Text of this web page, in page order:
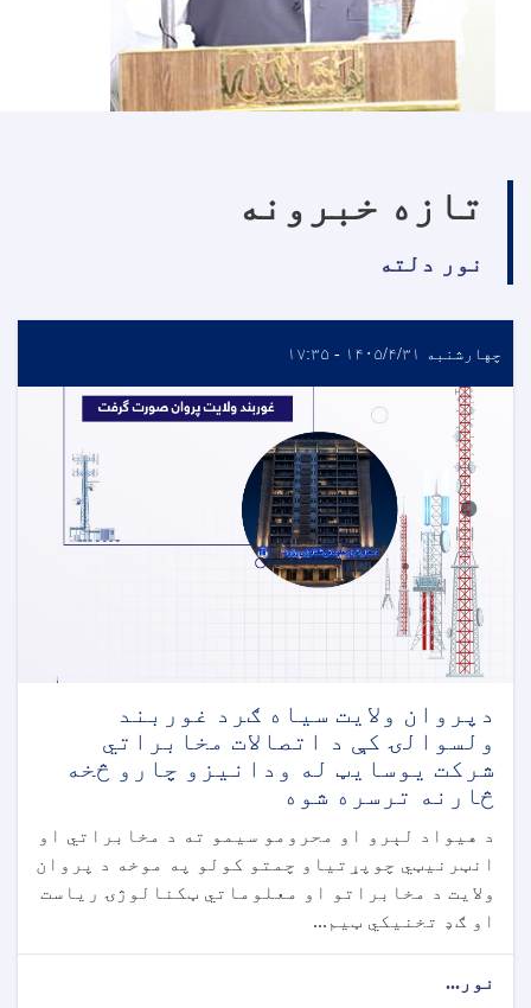
تازه خبرونه
نور دلته
چهارشنبه ۱۴۰۵/۴/۳۱ - ۱۷:۳۵
دپروان ولایت سیاه ګرد غوربند
ولسوالۍ کې د اتصالات مخابراتي
شرکت یوسایټ له ودانیزو چارو څخه
څارنه ترسره شوه
د هیواد لېرو او محرومو سیمو ته د مخابراتي او
انټرنیټي چوپړتیاو چمتو کولو په موخه د پروان
ولایت د مخابراتو او معلوماتي ټکنالوژۍ ریاست
او ګډ تخنیکي ټیم...
نور...